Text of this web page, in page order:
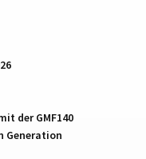
der GMF140
Generation